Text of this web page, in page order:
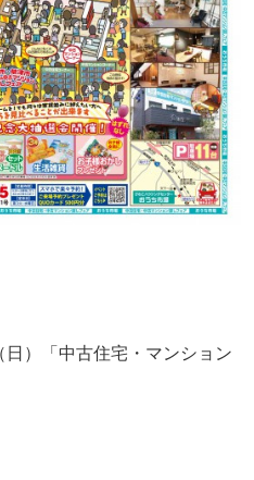
）「中古住宅・マンション